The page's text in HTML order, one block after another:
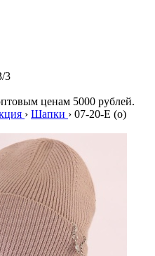
3
ценам 5000 рублей.
› Шапки › 07-20-E (о)